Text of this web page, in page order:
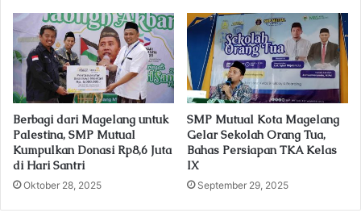
Berbagi dari Magelang untuk
Palestina, SMP Mutual
Kumpulkan Donasi Rp8,6 Juta
di Hari Santri
Oktober 28, 2025
SMP Mutual Kota Magelang
Gelar Sekolah Orang Tua,
Bahas Persiapan TKA Kelas
IX
September 29, 2025